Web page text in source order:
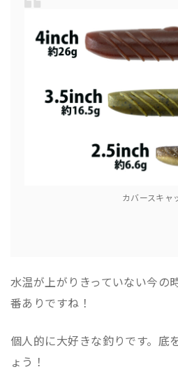
カバースキャ
水温が上がりきっていない今の
番ありですね！
個人的に大好きな釣りです。底
ょう！